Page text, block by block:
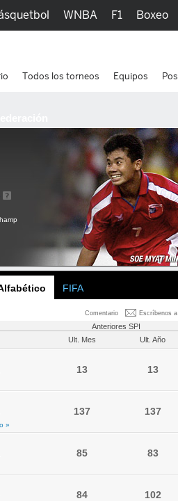
FIFA
Comentario Escríbenos a
Anteriores SPI
Ult. Mes Ult. Año
13 13
»
137 137
85 83
84 102
WNBA F1 Boxeo
Todos los torneos Equipos